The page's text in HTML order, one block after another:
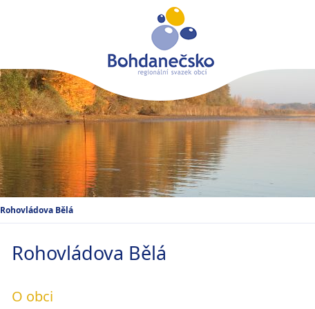
Rohovládova Bělá
Rohovládova Bělá
O obci